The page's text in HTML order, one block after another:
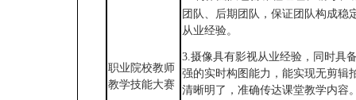
职业院校教师
教学技能大赛
团队、后期团队，保证团队构成稳
从业经验。
3.摄像具有影视从业经验，同时具
强的实时构图能力，能实现无剪辑
清晰明了，准确传达课堂教学内容